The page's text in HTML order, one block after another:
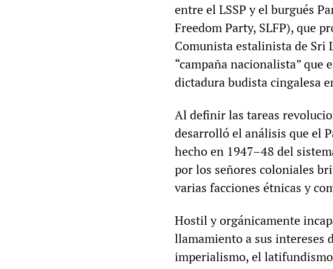
entre el LSSP y el burgués
Freedom Party, SLFP), que
Comunista estalinista de Sri
“campaña nacionalista” que
dictadura budista cingalesa
Al definir las tareas
desarrolló el análisis que el
hecho en 1947–48 del
por los señores coloniales
varias facciones étnicas y
Hostil y orgánicamente
llamamiento a sus intereses
imperialismo, el